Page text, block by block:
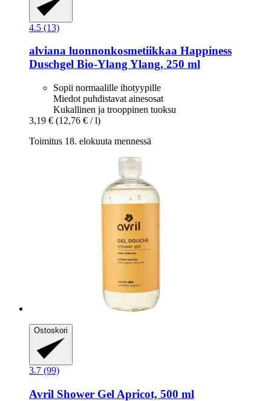
4.5 (13)
alviana luonnonkosmetiikkaa Happiness
Duschgel Bio-​Ylang Ylang, 250 ml
Sopii normaalille ihotyypille
Miedot puhdistavat ainesosat
Kukallinen ja trooppinen tuoksu
3,19 € (12,76 € / l)
Toimitus 18. elokuuta mennessä
Ostoskori
3.7 (99)
Avril Shower Gel Apricot, 500 ml